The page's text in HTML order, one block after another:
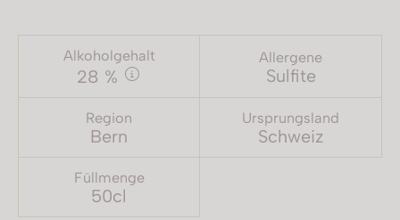
Alkoholgehalt
28 %
Allergene
Sulfite
Region
Bern
Ursprungsland
Schweiz
Füllmenge
50cl